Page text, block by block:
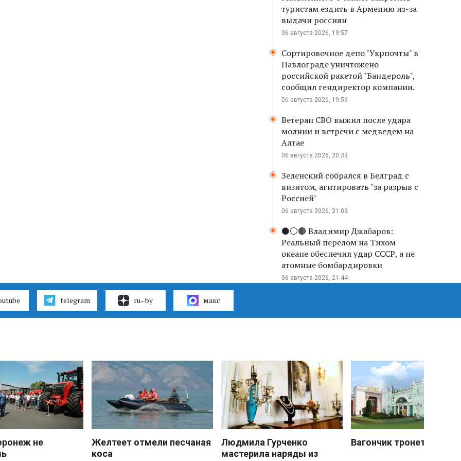
туристам ездить в Армению из-за
выдачи россиян
06 августа 2026, 19:57
Сортировочное депо "Укрпочты" в
Павлограде уничтожено
российской ракетой "Бандероль",
сообщил гендиректор компании.
06 августа 2026, 19:59
Ветеран СВО выжил после удара
молнии и встречи с медведем на
Алтае
06 августа 2026, 20:33
Зеленский собрался в Белград с
визитом, агитировать "за разрыв с
Россией"
06 августа 2026, 21:03
⚫️⚪️🟤 Владимир Джабаров:
Реальный перелом на Тихом
океане обеспечил удар СССР, а не
атомные бомбардировки
06 августа 2026, 21:44
telegram ru–by макс
не
Желтеет отмели песчаная
коса
Людмила Гурченко
мастерила наряды из
Вагончик тронется